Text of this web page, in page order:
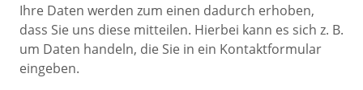
Ihre Daten werden zum einen dadurch erhoben,
dass Sie uns diese mitteilen. Hierbei kann es sich z. B.
um Daten handeln, die Sie in ein Kontaktformular
eingeben.